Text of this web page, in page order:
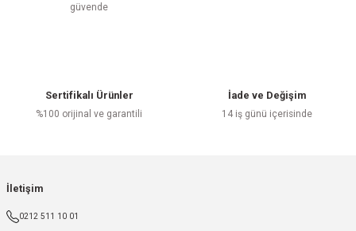
güvende
Sertifikalı Ürünler
%100 orijinal ve garantili
İade ve Değişim
14 iş günü içerisinde
İletişim
0212 511 10 01